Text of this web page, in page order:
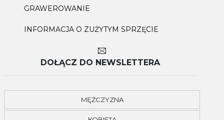
GRAWEROWANIE
INFORMACJA O ZUŻYTYM SPRZĘCIE
DOŁĄCZ DO NEWSLETTERA
MĘŻCZYZNA